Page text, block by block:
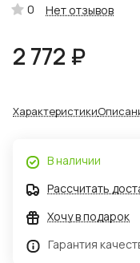
0 Нет отзывов
2 772 ₽
Характеристики
В наличии
Рассчитать
Хочу в подарок
Гарантия